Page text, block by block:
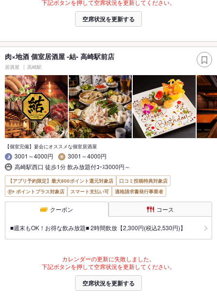
下記ボタンを押して空席状況を更新してください。
空席状況を更新する
肉×地酒 個室居酒屋 -結- 高崎駅前店
居酒屋 高崎駅
【個室完備】宴会にオススメな個室居酒屋
3001～4000円
3001～4000円
高崎駅西口 徒歩1分 飲み放題付ｺｰｽ3000円～
【アプリ予約限定】最大800ポイント還元対象店
口コミ投稿特典対象店
ポイントプラス対象店
スマート支払い可 適格請求書発行事業者
クーポン コース
■週末もOK！お得な飲み放題■ 2時間飲放【2,300円(税込2,530円)】
カレンダーの更新に失敗しました。
下記ボタンを押して空席状況を更新してください。
空席状況を更新する